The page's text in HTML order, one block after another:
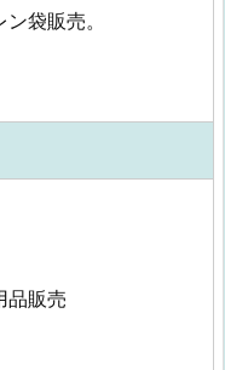
袋販売。
品販売